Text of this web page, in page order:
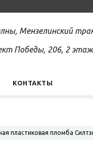
Мензелинский
Победы, 206, 2
КОНТАКТЫ
пластиковая пломба